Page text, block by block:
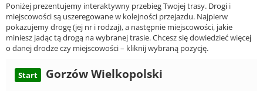
Poniżej prezentujemy interaktywny przebieg Twojej trasy. Drogi i
miejscowości są uszeregowane w kolejności przejazdu. Najpierw
pokazujemy drogę (jej nr i rodzaj), a następnie miejscowości, jakie
miniesz jadąc tą drogą na wybranej trasie. Chcesz się dowiedzieć więcej
o danej drodze czy miejscowości – kliknij wybraną pozycję.
Start Gorzów Wielkopolski